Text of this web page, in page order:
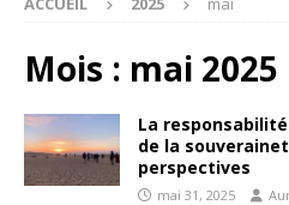
Mois : mai 2025
La
de la
perspectives
mai 31, 2025